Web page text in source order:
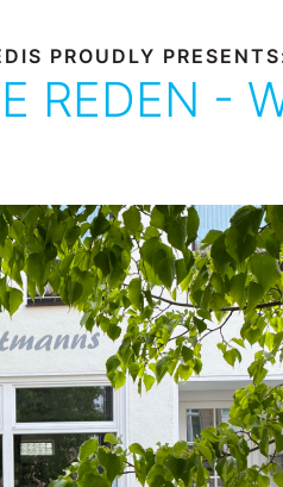
PROUDLY
REDEN -